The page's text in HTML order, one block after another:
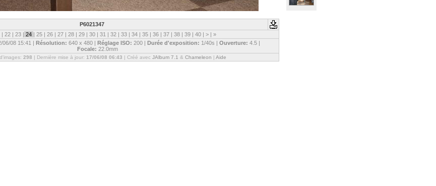
P6021347
| 22 | 23 | 24 | 25 | 26 | 27 | 28 | 29 | 30 | 31 | 32 | 33 | 34 | 35 | 36 | 37 | 38 | 39 | 40 | > | »
06/08 15:41 | Résolution: 640 x 480 | Réglage ISO: 200 | Durée d'exposition: 1/40s | Ouverture: 4.5 |
Focale: 22.0mm
298 | Dernière mise à jour: 17/06/08 06:43 | Créé avec JAlbum 7.1 & Chameleon | Aide